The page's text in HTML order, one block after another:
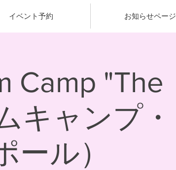
イベント予約 お知らせページ
Camp "The
キャンプ・
ール）